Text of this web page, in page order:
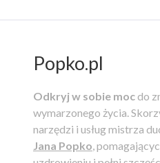
Popko.pl
Odkryj w sobie moc do
wymarzonego życia.
narzędzi i usług mistrza
Jana Popko,